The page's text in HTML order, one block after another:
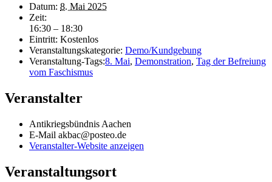
Datum: 8. Mai 2025
Zeit:
16:30 – 18:30
Eintritt: Kostenlos
Veranstaltungskategorie: Demo/Kundgebung
Veranstaltung-Tags:8. Mai, Demonstration, Tag der Befreiung
vom Faschismus
Veranstalter
Antikriegsbündnis Aachen
E-Mail akbac@posteo.de
Veranstalter-Website anzeigen
Veranstaltungsort